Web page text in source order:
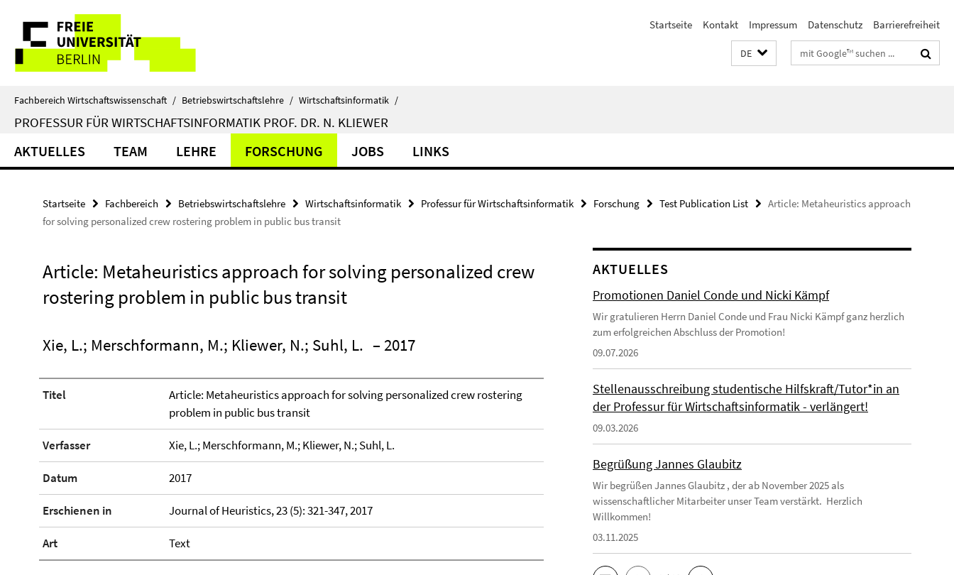
direkt
Inhalt
Service-
Navigation
Startseite Kontakt Impressum Datenschutz Barrierefreiheit
DE Suchbegriffe
Fachbereich Wirtschaftswissenschaft / Betriebswirtschaftslehre / Wirtschaftsinformatik /
PROFESSUR FÜR WIRTSCHAFTSINFORMATIK PROF. DR. N. KLIEWER
AKTUELLES TEAM LEHRE FORSCHUNG JOBS LINKS
Startseite Fachbereich Betriebswirtschaftslehre Wirtschaftsinformatik Professur für Wirtschaftsinformatik Forschung Test Publication List
Article: Metaheuristics approach
for solving personalized crew rostering problem in public bus transit
Article: Metaheuristics approach for solving personalized crew
rostering problem in public bus transit
Xie, L.; Merschformann, M.; Kliewer, N.; Suhl, L. – 2017
Titel
Article: Metaheuristics approach for solving personalized crew rostering
problem in public bus transit
Verfasser Xie, L.; Merschformann, M.; Kliewer, N.; Suhl, L.
Datum 2017
Erschienen in Journal of Heuristics, 23 (5): 321-347, 2017
Art Text
AKTUELLES
Promotionen Daniel Conde und Nicki Kämpf
Wir gratulieren Herrn Daniel Conde und Frau Nicki Kämpf ganz herzlich
zum erfolgreichen Abschluss der Promotion!
09.07.2026
Stellenausschreibung studentische Hilfskraft/Tutor*in an
der Professur für Wirtschaftsinformatik - verlängert!
09.03.2026
Begrüßung Jannes Glaubitz
Wir begrüßen Jannes Glaubitz , der ab November 2025 als
wissenschaftlicher Mitarbeiter unser Team verstärkt. Herzlich
Willkommen!
03.11.2025